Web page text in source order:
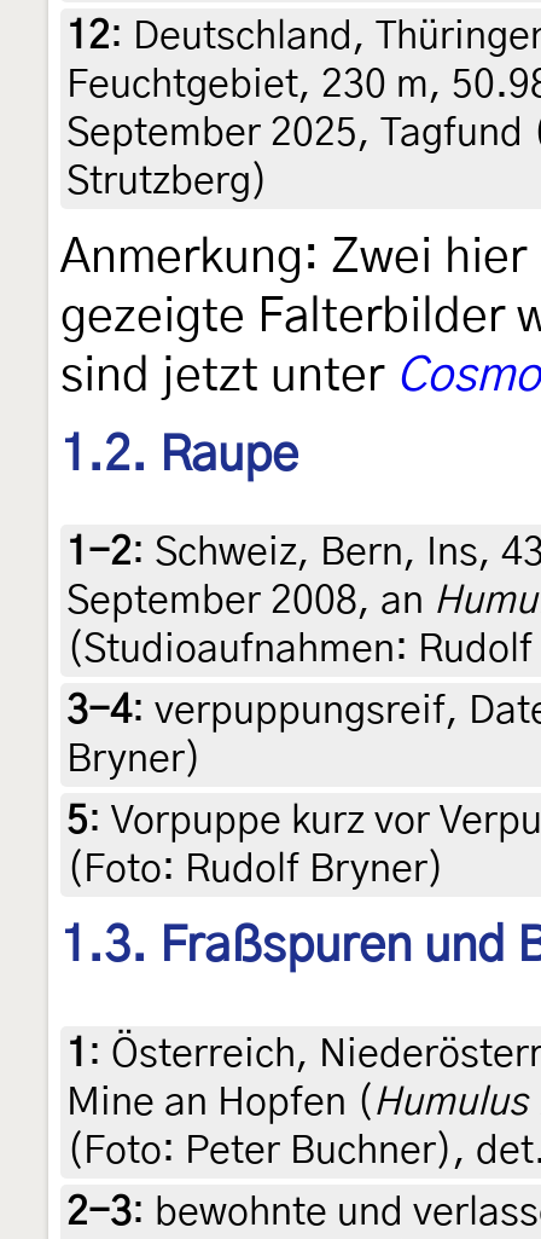
12: Deutschland,
Feuchtgebiet, 230 m,
September 2025,
Strutzberg)
Anmerkung: Zwei
gezeigte Falterbilder
sind jetzt unter
1.2. Raupe
1-2: Schweiz, Bern, Ins,
September 2008, an
(Studioaufnahmen:
3-4: verpuppungsreif,
Bryner)
5: Vorpuppe kurz vor
(Foto: Rudolf Bryner)
1.3. Fraßspuren und
1 : Österreich,
Mine an Hopfen ( Humulus
(Foto: Peter Buchner),
2-3: bewohnte und